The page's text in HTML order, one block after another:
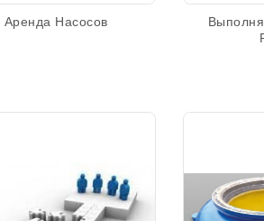
Аренда Насосов